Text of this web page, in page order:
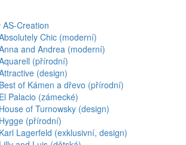
AS-Creation
Chic (moderní)
and Andrea (moderní)
(přírodní)
(design)
Best of Kámen a dřevo (přírodní)
El Palacio (zámecké)
House of Turnowsky (design)
Hygge (přírodní)
Karl Lagerfeld (exklusivní, design)